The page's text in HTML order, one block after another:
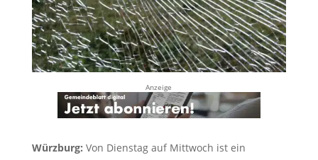
Anzeige
Würzburg: Von Dienstag auf Mittwoch ist ein